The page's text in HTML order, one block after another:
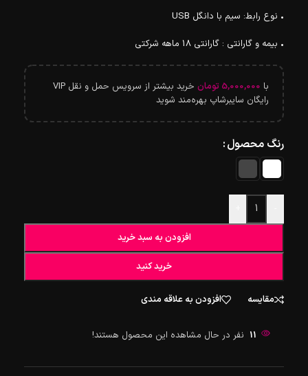
• نوع رابط: سیم با دانگل USB
• بیمه و گارانتی : گارانتی 18 ماهه شرکتی
با 5,000,000 تومان
خرید بیشتر از سرویس حمل و نقل VIP
رایگان سایبرشاپ بهره‌مند شوید
رنگ محصول
افزودن به سبد خرید
خرید کنید
مقایسه افزودن به علاقه مندی
11 نفر در حال مشاهده این محصول هستند!